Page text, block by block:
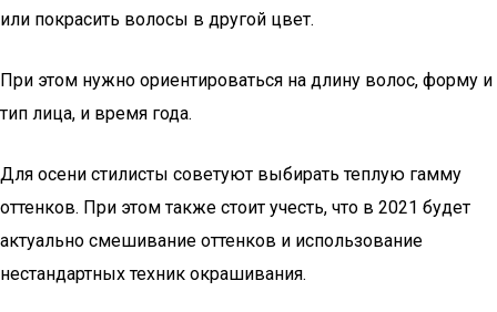
или покрасить волосы в другой цвет.
При этом нужно ориентироваться на длину волос, форму и
тип лица, и время года.
Для осени стилисты советуют выбирать теплую гамму
оттенков. При этом также стоит учесть, что в 2021 будет
актуально смешивание оттенков и использование
нестандартных техник окрашивания.